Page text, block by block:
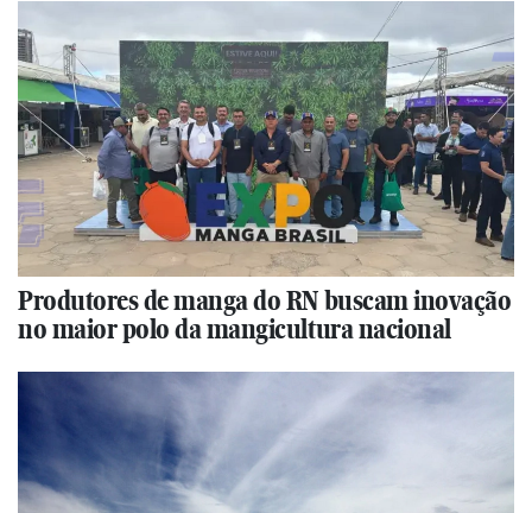
Produtores de manga do RN buscam inovação
no maior polo da mangicultura nacional